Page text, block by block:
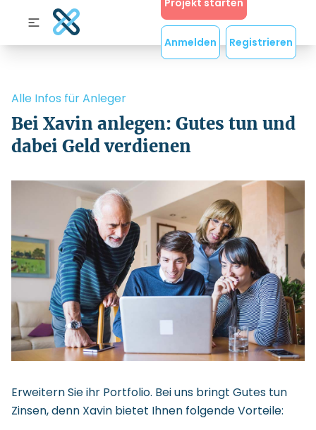
Projekt starten
Anmelden Registrieren
Alle Infos für Anleger
Bei Xavin anlegen: Gutes tun und
dabei Geld verdienen
Erweitern Sie ihr Portfolio. Bei uns bringt Gutes tun
Zinsen, denn Xavin bietet Ihnen folgende Vorteile: